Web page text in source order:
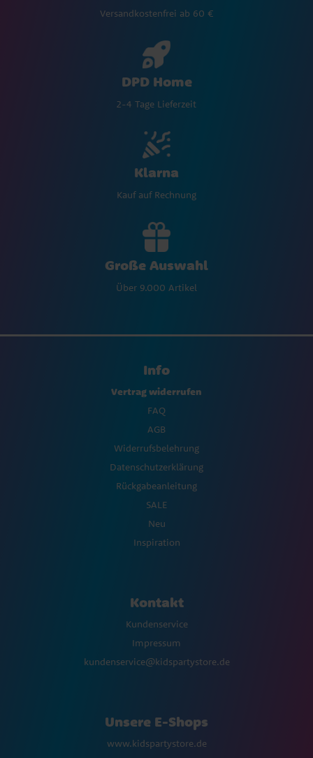
Versandkostenfrei ab 60 €
DPD Home
2-4 Tage Lieferzeit
Klarna
Kauf auf Rechnung
Große Auswahl
Über 9.000 Artikel
Info
Vertrag widerrufen
FAQ
AGB
Widerrufsbelehrung
Datenschutzerklärung
Rückgabeanleitung
SALE
Neu
Inspiration
Kontakt
Kundenservice
Impressum
kundenservice@kidspartystore.de
Unsere E-Shops
www.kidspartystore.de